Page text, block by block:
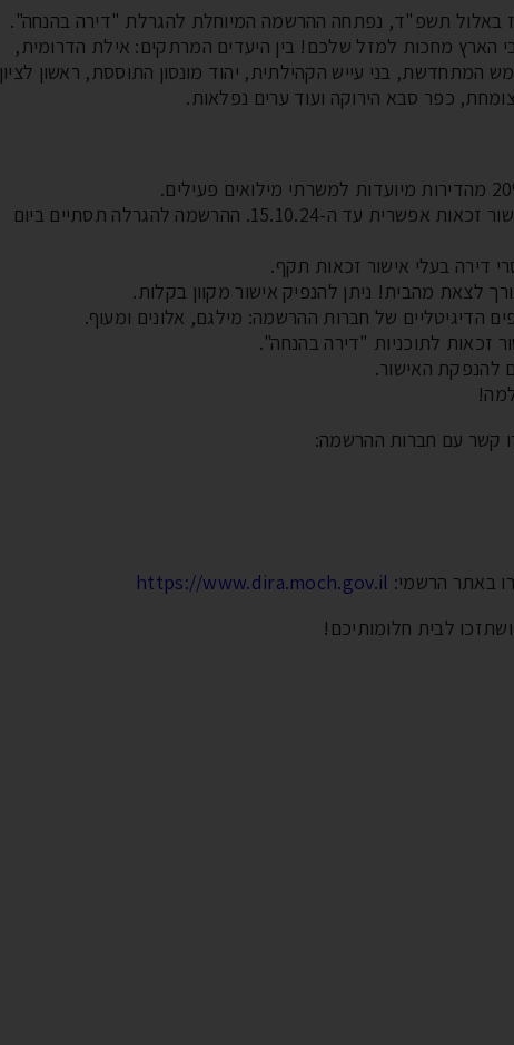
ה-30.9.2024, כ"ז באלול תשפ"ד, נפתחה ההרשמה המיוחלת להגרלת "דירה בהנחה".
דירות ברחבי הארץ מחכות למזל שלכם! בין היעדים המרתקים: אילת הדרומית,
המתחדשת, בני עייש הקהילתית, יהוד מונסון התוססת, ראשון לציון
כפר סבא הירוקה ועוד ערים נפלאות.
לוח זמנים: הנפקת אישור זכאות אפשרית עד ה-15.10.24. ההרשמה להגרלה תסתיים ביום
דירה בעלי אישור זכאות תקף.
לצאת מהבית! ניתן להנפיק אישור מקוון בקלות.
הדיגיטליים של חברות ההרשמה: מילגם, אלונים ומעוף.
קשר עם חברות ההרשמה:
באתר הרשמי: https://www.dira.moch.gov.il
לבית חלומותיכם!